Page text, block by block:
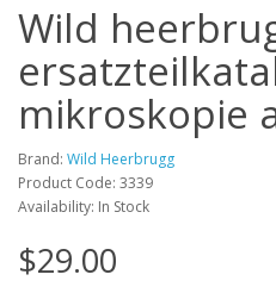
Wild
mikroskopie
Brand: Wild Heerbrugg
Product Code: 3339
Availability: In Stock
$29.00